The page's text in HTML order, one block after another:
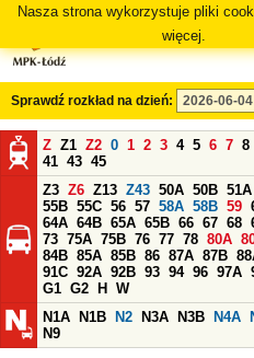
Nasza strona wykorzystuje pliki
więcej.
Sprawdź rozkład na dzień:
Z Z1 Z2 0 1 2 3 4 5 6 7 8
41 43 45
Z3 Z6 Z13 Z43 50A 50B 51A
55B 55C 56 57 58A 58B 59
64A 64B 65A 65B 66 67 68
73 75A 75B 76 77 78 80A
84B 85A 85B 86 87A 87B
91C 92A 92B 93 94 96 97A
G1 G2 H
W
N1A
N1B N2 N3A N3B N4A
N9